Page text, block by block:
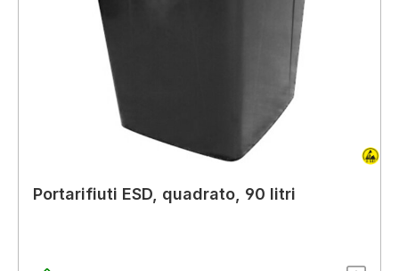
Portarifiuti ESD, quadrato, 90 litri